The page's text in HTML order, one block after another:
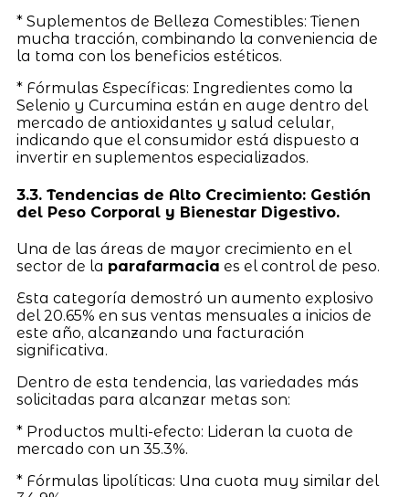
* Suplementos de Belleza Comestibles: Tienen
mucha tracción, combinando la conveniencia de
la toma con los beneficios estéticos.
* Fórmulas Específicas: Ingredientes como la
Selenio y Curcumina están en auge dentro del
mercado de antioxidantes y salud celular,
indicando que el consumidor está dispuesto a
invertir en suplementos especializados.
3.3. Tendencias de Alto Crecimiento: Gestión
del Peso Corporal y Bienestar Digestivo.
Una de las áreas de mayor crecimiento en el
sector de la parafarmacia es el control de peso.
Esta categoría demostró un aumento explosivo
del 20.65% en sus ventas mensuales a inicios de
este año, alcanzando una facturación
significativa.
Dentro de esta tendencia, las variedades más
solicitadas para alcanzar metas son:
* Productos multi-efecto: Lideran la cuota de
mercado con un 35.3%.
* Fórmulas lipolíticas: Una cuota muy similar del